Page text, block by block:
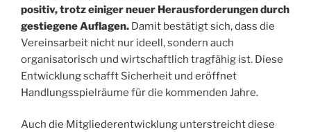
positiv, trotz einiger neuer Herausforderungen durch
gestiegene Auflagen. Damit bestätigt sich, dass die
Vereinsarbeit nicht nur ideell, sondern auch
organisatorisch und wirtschaftlich tragfähig ist. Diese
Entwicklung schafft Sicherheit und eröffnet
Handlungsspielräume für die kommenden Jahre.
Auch die Mitgliederentwicklung unterstreicht diese